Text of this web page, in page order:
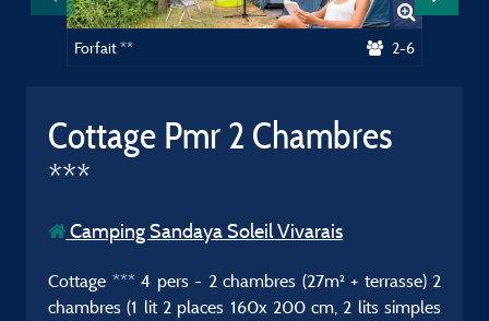
Forfait ** 2-6
Cottage Pmr 2 Chambres
***
Camping Sandaya Soleil Vivarais
Cottage *** 4 pers - 2 chambres (27m² + terrasse) 2
chambres (1 lit 2 places 160x 200 cm, 2 lits simples